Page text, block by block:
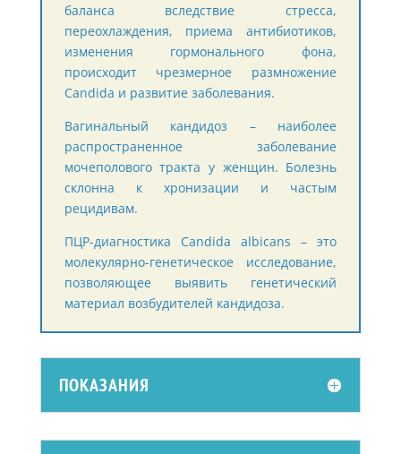
баланса вследствие стресса,
переохлаждения, приема антибиотиков,
изменения гормонального фона,
происходит чрезмерное размножение
Candida и развитие заболевания.
Вагинальный кандидоз – наиболее
распространенное заболевание
мочеполового тракта у женщин. Болезнь
склонна к хронизации и частым
рецидивам.
ПЦР-диагностика Candida albicans – это
молекулярно-генетическое исследование,
позволяющее выявить генетический
материал возбудителей кандидоза.
ПОКАЗАНИЯ